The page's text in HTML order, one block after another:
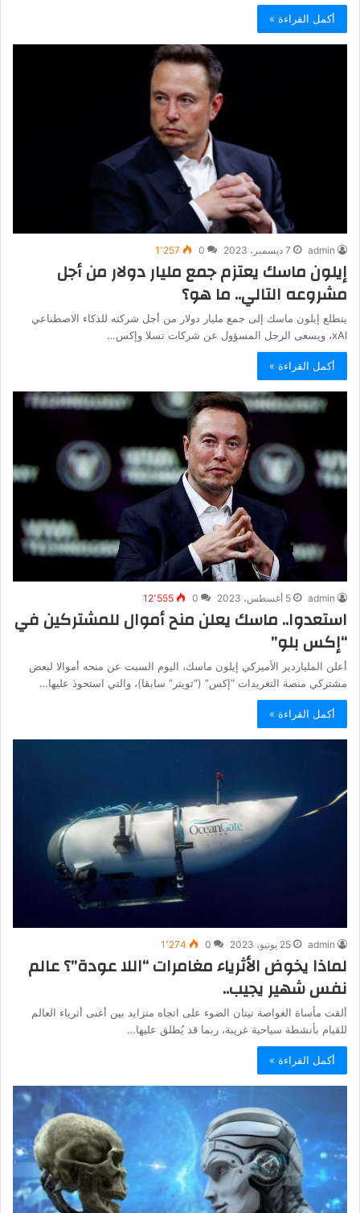
أكمل القراءة »
admin 7 ديسمبر، 2023 0 1٬257
إيلون ماسك يعتزم جمع مليار دولار من أجل
مشروعه التالي.. ما هو؟
يتطلع إيلون ماسك إلى جمع مليار دولار من أجل شركته للذكاء الاصطناعي
xAI، ويسعى الرجل المسؤول عن شركات تسلا وإكس…
أكمل القراءة »
admin 5 أغسطس، 2023 0 12٬555
استعدوا.. ماسك يعلن منح أموال للمشتركين في
“إكس بلو”
أعلن الملياردير الأميركي إيلون ماسك، اليوم السبت عن منحه أموالا لبعض
مشتركي منصة التغريدات “إكس” (“تويتر” سابقا)، ‏والتي استحوذ عليها…
أكمل القراءة »
admin 25 يونيو، 2023 0 1٬274
لماذا يخوض الأثرياء مغامرات “اللا عودة”؟ عالم
نفس شهير يجيب..
ألقت مأساة الغواصة تيتان الضوء على اتجاه متزايد بين أغنى أثرياء العالم
للقيام بأنشطة سياحية غريبة، ربما قد يُطلق عليها…
أكمل القراءة »